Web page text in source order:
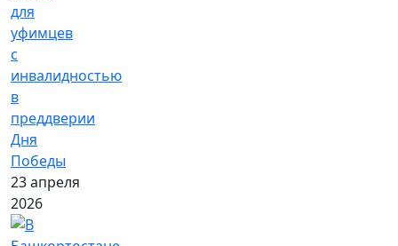
для
уфимцев
с
инвалидностью
в
преддверии
Дня
Победы
23 апреля
2026